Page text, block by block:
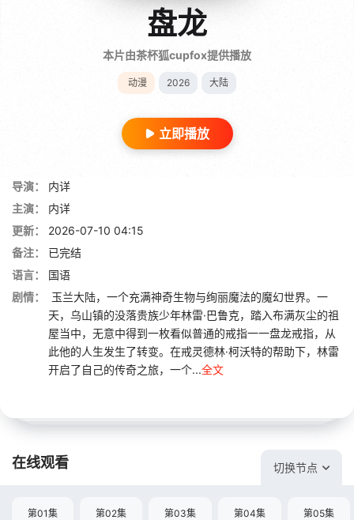
盘龙
本片由茶杯狐cupfox提供播放
动漫 2026 大陆
立即播放
导演：
内详
主演：
内详
更新：
2026-07-10 04:15
备注：
已完结
语言：
国语
剧情：
玉兰大陆，一个充满神奇生物与绚丽魔法的魔幻世界。一
天，乌山镇的没落贵族少年林雷·巴鲁克，踏入布满灰尘的祖
屋当中，无意中得到一枚看似普通的戒指一一盘龙戒指，从
此他的人生发生了转变。在戒灵德林·柯沃特的帮助下，林雷
开启了自己的传奇之旅，一个...全文
在线观看 切换节点
第01集 第02集 第03集 第04集 第05集